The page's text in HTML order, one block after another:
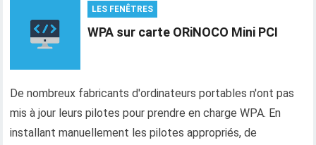
LES FENÊTRES
WPA sur carte ORiNOCO Mini PCI
De nombreux fabricants d'ordinateurs portables n'ont pas
mis à jour leurs pilotes pour prendre en charge WPA. En
installant manuellement les pilotes appropriés, de